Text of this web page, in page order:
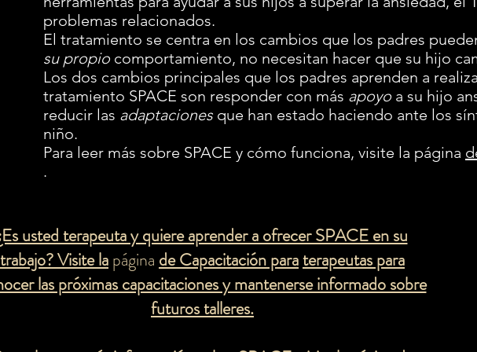
problemas relacionados.
El tratamiento se centra en los cambios que los padres
su propio comportamiento, no necesitan hacer que su hijo
Los dos cambios principales que los padres aprenden a
tratamiento SPACE son responder con más apoyo a su hijo
reducir las adaptaciones que han estado haciendo ante los
niño.
Para leer más sobre SPACE y cómo funciona, visite la página
.
usted terapeuta y quiere aprender a ofrecer SPACE en su
trabajo? Visite lapágina de Capacitación paraterapeutas para
las próximas capacitaciones y mantenerse informado sobre
futuros talleres.